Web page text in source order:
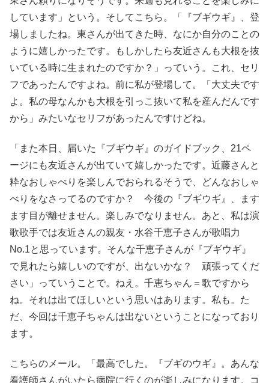
しています」という。そしてこちら。「『ブギウギ』、登
場しましたね。東さんが出てきた時、なにか自分のことの
ように嬉しかったです。もしかしたら友近さんも大根を抜
いている時に生まれたのですか？」っていう。これ、セリ
フであったんですよね。前に私が登場して。「大丈夫です
よ。私の母なんかも大根を引っこ抜いて私を産んだんです
から」みたいなセリフがあったんですけどね。
「また本日、届いた『ブギウギ』のガイドブック、21ペ
ージにも友近さんが出ていて嬉しかったです。近藤さんと
粋なおしゃべりを楽しんでおられるそうで、どんなおしゃ
べりをなさってるのですか？ 今後の『ブギウギ』、ます
ます目が離せません。楽しみでなりません。あと、私は演
歌歌手では友近さんの親友・水谷千恵子さんが歌唱力
No.1と思っています。そんな千恵子さんが『ブギウギ』
で見れたら嬉しいのですが、出ないかな？ 頑張ってくだ
さい」っていうことで。ねえ。千恵ちゃん＝歌ですから
ね。それは出てほしいという思いはあります。私も。た
だ、今回は千恵子ちゃんは出ないということになっており
ます。
こちらのメール。「最高でした。『ブギのウギ』。あんな
看護師さんがいたら病院に行くのが楽しみになります。コ